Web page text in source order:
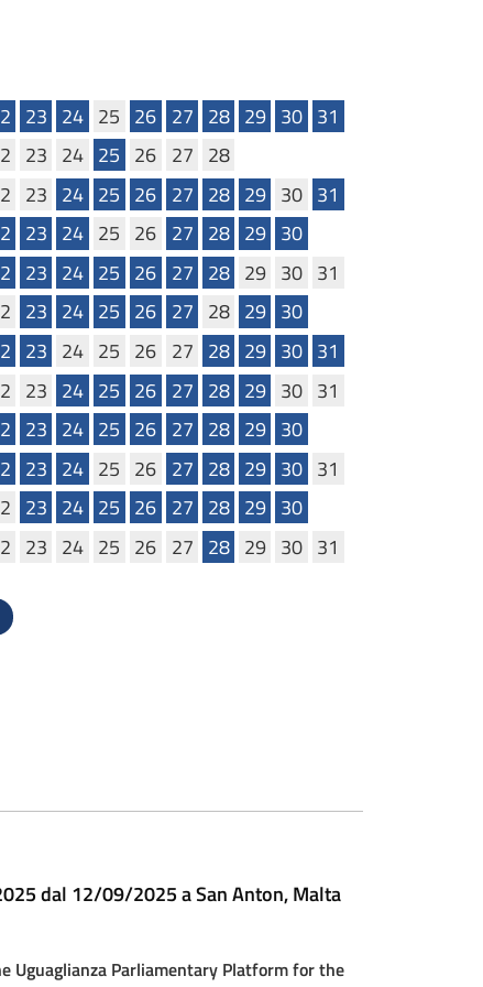
23 24 25 26 27 28 29 30 31
23 24 25 26 27 28
23 24 25 26 27 28 29 30 31
23 24 25 26 27 28 29 30
23 24 25 26 27 28 29 30 31
23 24 25 26 27 28 29 30
23 24 25 26 27 28 29 30 31
23 24 25 26 27 28 29 30 31
23 24 25 26 27 28 29 30
23 24 25 26 27 28 29 30 31
23 24 25 26 27 28 29 30
23 24 25 26 27 28 29 30 31
dal 12/09/2025 a San Anton, Malta
Uguaglianza Parliamentary Platform for the